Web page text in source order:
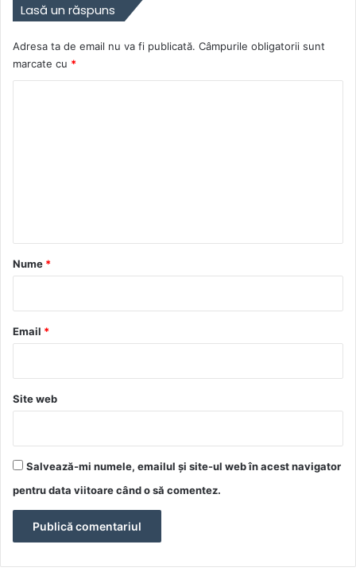
Lasă un răspuns
Adresa ta de email nu va fi publicată. Câmpurile obligatorii sunt
marcate cu *
r
*
Nume *
Email *
Site web
Salvează-mi numele, emailul și site-ul web în acest navigator
pentru data viitoare când o să comentez.